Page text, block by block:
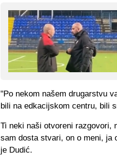
"Po nekom našem drugarstvu
bili na edkacijskom centru, bili
Ti neki naši otvoreni razgovori,
sam dosta stvari, on o meni, ja
je Dudić.